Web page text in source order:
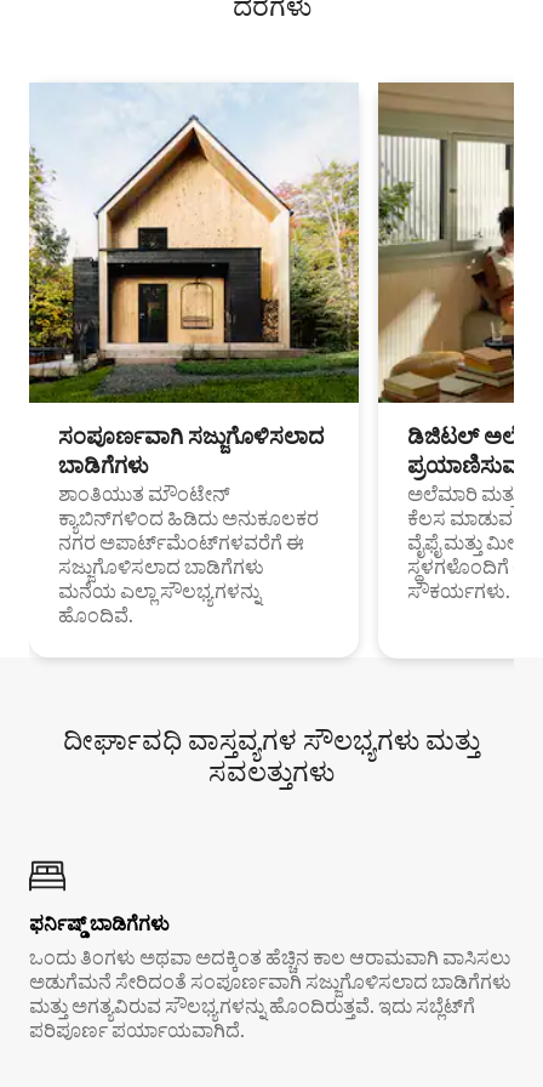
ಸಂಪೂರ್ಣವಾಗಿ ಸಜ್ಜುಗೊಳಿಸಲಾದ
ಬಾಡಿಗೆಗಳು
ಶಾಂತಿಯುತ ಮೌಂಟೇನ್
ಕ್ಯಾಬಿನ್‌ಗಳಿಂದ ಹಿಡಿದು ಅನುಕೂಲಕರ
ನಗರ ಅಪಾರ್ಟ್‌ಮೆಂಟ್‌ಗಳವರೆಗೆ ಈ
ಸಜ್ಜುಗೊಳಿಸಲಾದ ಬಾಡಿಗೆಗಳು
ಮನೆಯ ಎಲ್ಲಾ ಸೌಲಭ್ಯಗಳನ್ನು
ಹೊಂದಿವೆ.
ಡಿಜಿಟಲ್
ಪ್ರಯಾಣಿಸುವ
ಅಲೆಮಾರಿ ಮತ್ತು
ಕೆಲಸ ಮಾಡುವ
ವೈಫೈ ಮತ್ತು
ಸ್ಥಳಗಳೊಂದಿಗೆ
ಸೌಕರ್ಯಗಳು.
ದೀರ್ಘಾವಧಿ ವಾಸ್ತವ್ಯಗಳ ಸೌಲಭ್ಯಗಳು ಮತ್ತು
ಸವಲತ್ತುಗಳು
ಫರ್ನಿಷ್ಡ್ ಬಾಡಿಗೆಗಳು
ಒಂದು ತಿಂಗಳು ಅಥವಾ ಅದಕ್ಕಿಂತ ಹೆಚ್ಚಿನ ಕಾಲ ಆರಾಮವಾಗಿ ವಾಸಿಸಲು
ಅಡುಗೆಮನೆ ಸೇರಿದಂತೆ ಸಂಪೂರ್ಣವಾಗಿ ಸಜ್ಜುಗೊಳಿಸಲಾದ ಬಾಡಿಗೆಗಳು
ಮತ್ತು ಅಗತ್ಯವಿರುವ ಸೌಲಭ್ಯಗಳನ್ನು ಹೊಂದಿರುತ್ತವೆ. ಇದು ಸಬ್ಲೆಟ್‌ಗೆ
ಪರಿಪೂರ್ಣ ಪರ್ಯಾಯವಾಗಿದೆ.